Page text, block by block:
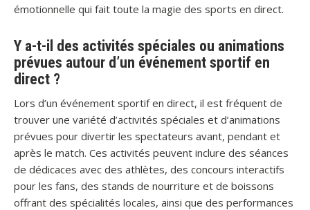
émotionnelle qui fait toute la magie des sports en direct.
Y a-t-il des activités spéciales ou animations
prévues autour d’un événement sportif en
direct ?
Lors d’un événement sportif en direct, il est fréquent de
trouver une variété d’activités spéciales et d’animations
prévues pour divertir les spectateurs avant, pendant et
après le match. Ces activités peuvent inclure des séances
de dédicaces avec des athlètes, des concours interactifs
pour les fans, des stands de nourriture et de boissons
offrant des spécialités locales, ainsi que des performances